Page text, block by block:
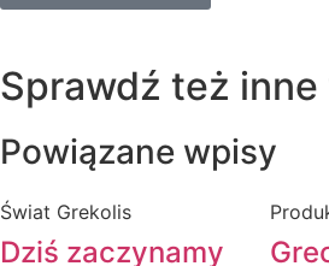
Sprawdź też
Powiązane wpisy
Świat Grekolis
Dziś zaczynamy